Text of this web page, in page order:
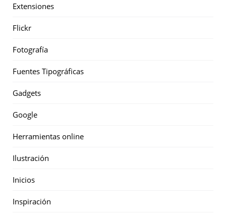
Extensiones
Flickr
Fotografía
Fuentes Tipográficas
Gadgets
Google
Herramientas online
Ilustración
Inicios
Inspiración